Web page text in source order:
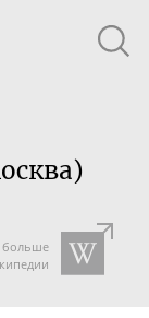
больше